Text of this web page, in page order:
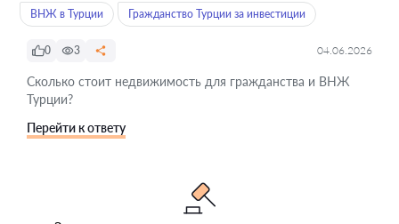
ВНЖ в Турции
Гражданство Турции за инвестиции
0 3 04.06.2026
Сколько стоит недвижимость для гражданства и ВНЖ
Турции?
Перейти к ответу